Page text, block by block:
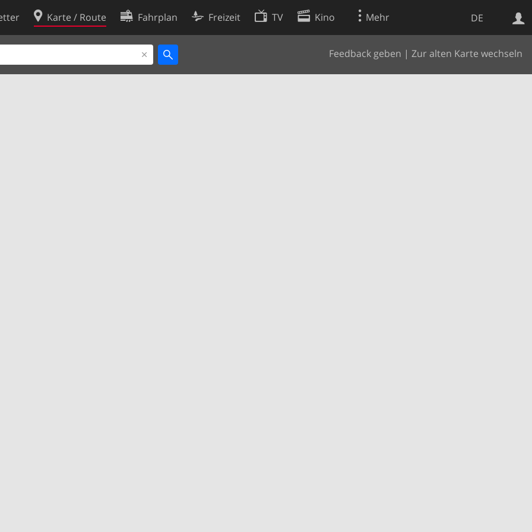
DE
Karte / Route Fahrplan Freizeit TV Kino Mehr
Feedback geben | Zur alten Karte wechseln
Websuche
Cookie-Richtlinie
Cookie-Einstellungen